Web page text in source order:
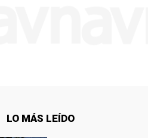
LO MÁS LEÍDO